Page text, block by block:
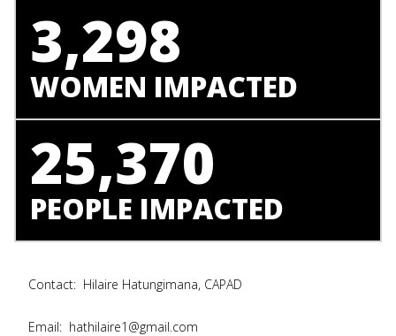
3,298
WOMEN IMPACTED
25,370
PEOPLE IMPACTED
Contact: Hilaire Hatungimana, CAPAD
Email: hathilaire1@gmail.com